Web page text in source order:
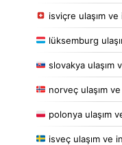
isviçre ulaşım
lüksemburg
slovakya ulaşım
norveç ulaşım
polonya ulaşım
isveç ulaşım ve